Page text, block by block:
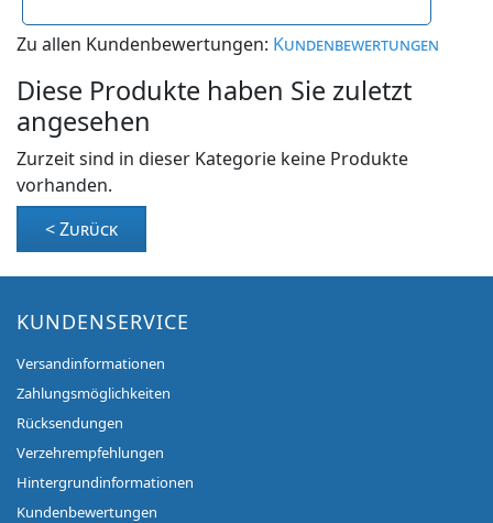
Zu allen Kundenbewertungen: Kundenbewertungen
Diese Produkte haben Sie zuletzt
angesehen
Zurzeit sind in dieser Kategorie keine Produkte
vorhanden.
< Zurück
KUNDENSERVICE
Versandinformationen
Zahlungsmöglichkeiten
Rücksendungen
Verzehrempfehlungen
Hintergrundinformationen
Kundenbewertungen